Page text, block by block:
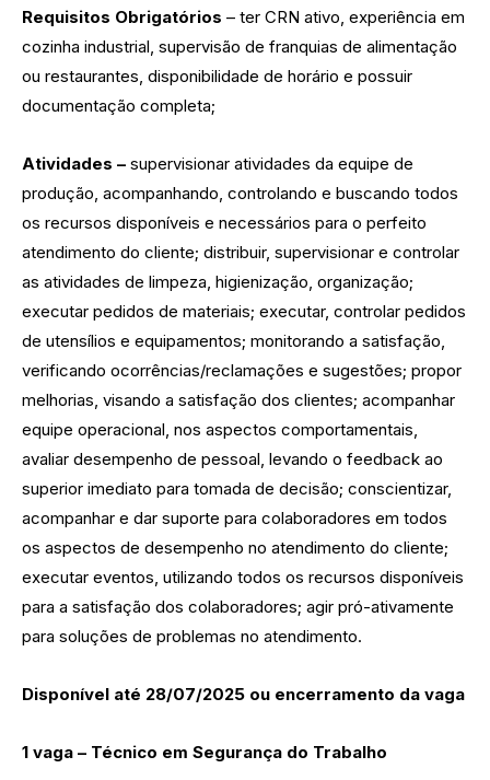
Requisitos Obrigatórios – ter CRN ativo, experiência em
cozinha industrial, supervisão de franquias de alimentação
ou restaurantes, disponibilidade de horário e possuir
documentação completa;
Atividades – supervisionar atividades da equipe de
produção, acompanhando, controlando e buscando todos
os recursos disponíveis e necessários para o perfeito
atendimento do cliente; distribuir, supervisionar e controlar
as atividades de limpeza, higienização, organização;
executar pedidos de materiais; executar, controlar pedidos
de utensílios e equipamentos; monitorando a satisfação,
verificando ocorrências/reclamações e sugestões; propor
melhorias, visando a satisfação dos clientes; acompanhar
equipe operacional, nos aspectos comportamentais,
avaliar desempenho de pessoal, levando o feedback ao
superior imediato para tomada de decisão; conscientizar,
acompanhar e dar suporte para colaboradores em todos
os aspectos de desempenho no atendimento do cliente;
executar eventos, utilizando todos os recursos disponíveis
para a satisfação dos colaboradores; agir pró-ativamente
para soluções de problemas no atendimento.
Disponível até 28/07/2025 ou encerramento da vaga
1 vaga – Técnico em Segurança do Trabalho